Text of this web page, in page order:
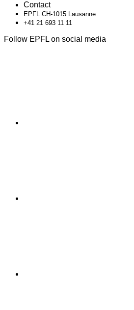
Contact
EPFL CH-1015 Lausanne
+41 21 693 11 11
Follow EPFL on social media